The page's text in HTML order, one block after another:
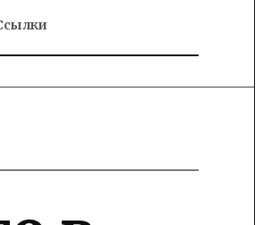
dropdown